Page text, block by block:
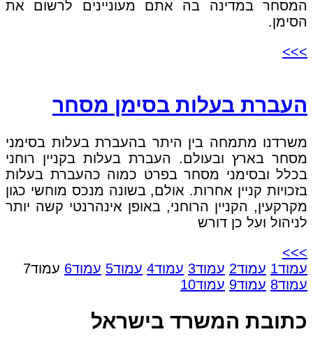
המסחר במדינה בה אתם מעוניינים לרשום את
הסימן.
>>>
העברת בעלות בסימן מסחר
משרדנו מתמחה בין היתר בהעברת בעלות בסימני
מסחר בארץ ובעולם. העברת בעלות בקניין רוחני
בכלל ובסימני מסחר בפרט כמוה כהעברת בעלות
בזכויות קניין אחרות. אולם, בשונה מנכס מוחשי כגון
מקרקעין, הקניין הרוחני, באופן אינהרנטי קשה יותר
לניהול ועל כן דורש
>>>
עמוד1 עמוד2 עמוד3 עמוד4 עמוד5 עמוד6 עמוד7
עמוד8 עמוד9 עמוד10
כתובת המשרד בישראל